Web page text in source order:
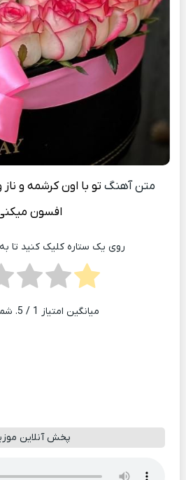
متن آهنگ تو با اون کرشمه و
افسون
روی یک ستاره کلیک کنید تا
میانگین امتیاز 1 / 5. شمارش آرا:
پخش آنلاین